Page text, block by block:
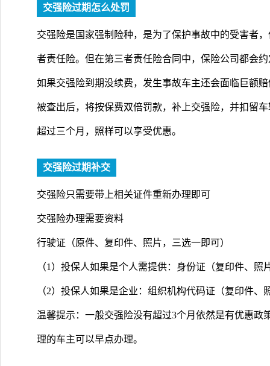
交强险过期怎么处罚
交强险是国家强制险种，是为了保护事故中的受害者
者责任险。但在第三者责任险合同中，保险公司都会
如果交强险到期没续费，发生事故车主还会面临巨额
被查出后，将按保费双倍罚款，补上交强险，并扣留
超过三个月，照样可以享受优惠。
交强险过期补交
交强险只需要带上相关证件重新办理即可
交强险办理需要资料
行驶证（原件、复印件、照片，三选一即可）
（1）投保人如果是个人需提供：身份证（复印件、照
（2）投保人如果是企业：组织机构代码证（复印件、
温馨提示：一般交强险没有超过3个月依然是有优惠政
理的车主可以早点办理。